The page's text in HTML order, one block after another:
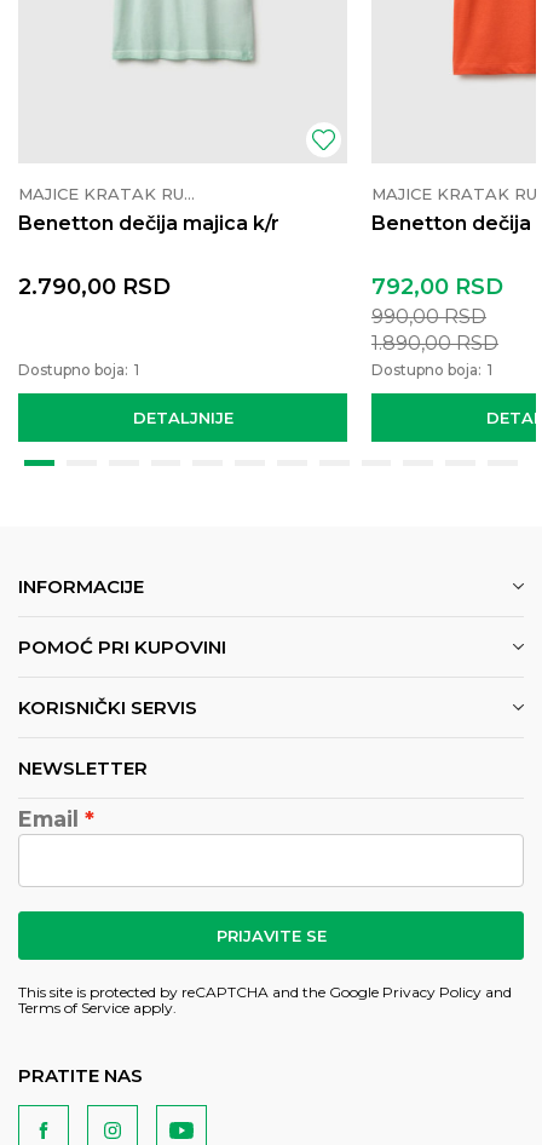
MAJICE KRATAK RUKAV
Benetton dečija majica k/r
DETALJNIJE
2.790,00 RSD
Dostupno boja: 1
Benetton dečija
792,00 RSD
990,00RSD
1.890,00RSD
Dostupno boja: 1
INFORMACIJE
POMOĆ PRI KUPOVINI
KORISNIČKI SERVIS
NEWSLETTER
Email
PRIJAVITE SE
This site is protected by reCAPTCHA and the Google Privacy Policy and
Terms of Service apply.
PRATITE NAS